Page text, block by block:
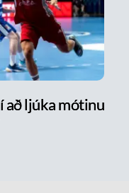
að ljúka mótinu